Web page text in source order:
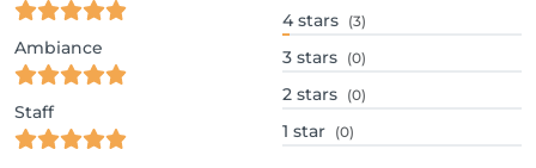
Ambiance
Staff
4 stars (3)
3 stars (0)
2 stars (0)
1 star (0)